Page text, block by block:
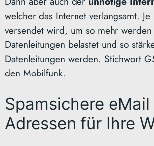
welcher das Internet verlangsamt. Je
versendet wird, um so mehr
Datenleitungen belastet und so
Datenleitungen werden. Stichwort
den Mobilfunk.
Spamsichere eMail
Adressen für Ihre